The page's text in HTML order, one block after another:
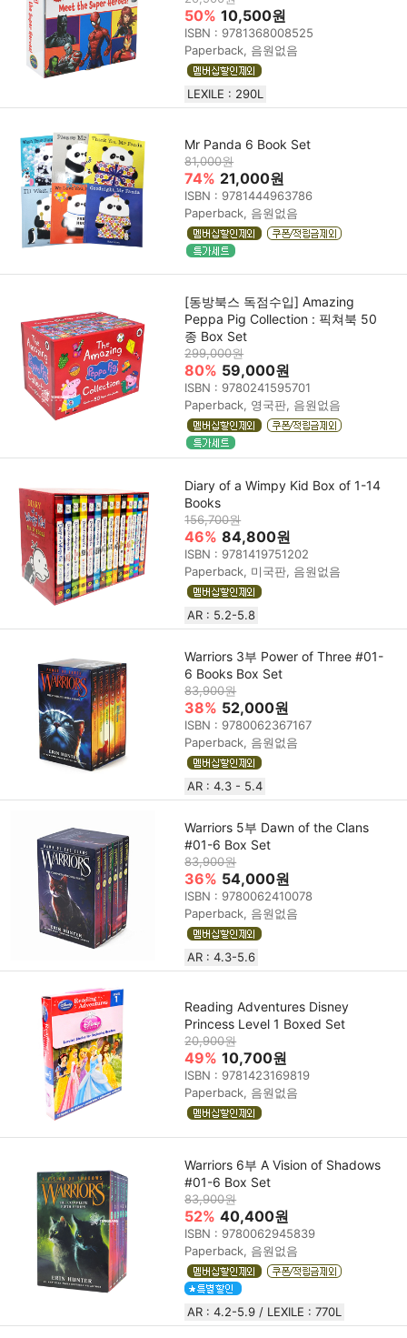
50% 10,500원
ISBN : 9781368008525
Paperback, 음원없음
LEXILE : 290L
Mr Panda 6 Book Set
81,000원
74% 21,000원
ISBN : 9781444963786
Paperback, 음원없음
[동방북스 독점수입] Amazing
Peppa Pig Collection : 픽쳐북 50
종 Box Set
299,000원
80% 59,000원
ISBN : 9780241595701
Paperback, 영국판, 음원없음
Diary of a Wimpy Kid Box of 1-14
Books
156,700원
46% 84,800원
ISBN : 9781419751202
Paperback, 미국판, 음원없음
AR : 5.2-5.8
Warriors 3부 Power of Three #01-
6 Books Box Set
83,900원
38% 52,000원
ISBN : 9780062367167
Paperback, 음원없음
AR : 4.3 - 5.4
Warriors 5부 Dawn of the Clans
#01-6 Box Set
83,900원
36% 54,000원
ISBN : 9780062410078
Paperback, 음원없음
AR : 4.3-5.6
Reading Adventures Disney
Princess Level 1 Boxed Set
20,900원
49% 10,700원
ISBN : 9781423169819
Paperback, 음원없음
Warriors 6부 A Vision of Shadows
#01-6 Box Set
83,900원
52% 40,400원
ISBN : 9780062945839
Paperback, 음원없음
AR : 4.2-5.9 / LEXILE : 770L